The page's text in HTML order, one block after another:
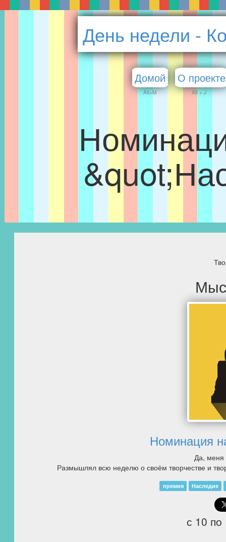
День недели -
Домой
Alt+M
О проекте
Alt + J
Номинация
Да, меня
Размышлял всю неделю о своём творчестве и
премия Наследие
с 10 по